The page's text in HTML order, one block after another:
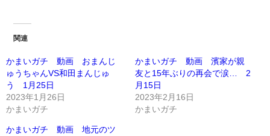
関連
かまいガチ 動画 おまんじ
ゅうちゃんVS和田まんじゅ
う 1月25日
2023年1月26日
かまいガチ
かまいガチ 動画 濱家が親
友と15年ぶりの再会で涙… 2
月15日
2023年2月16日
かまいガチ
かまいガチ 動画 地元のツ